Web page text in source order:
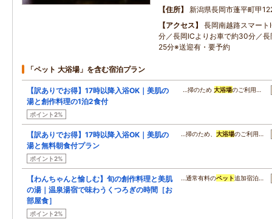
住所
新潟県長岡市蓬平町甲
アクセス
長岡南越路スマー
分／長岡ICよりお車で約30分／
25分※送迎有・要予約
「ペット 大浴場」を含む宿泊プラン
【訳ありでお得】17時以降入浴OK｜美肌の
湯と創作料理の1泊2食付
ポイント2%
…掃のため大浴場のご利用…
【訳ありでお得】17時以降入浴OK｜美肌の
湯と無料朝食付プラン
ポイント2%
…掃のため、 大浴場のご利用…
【わんちゃんと愉しむ】旬の創作料理と美肌
の湯｜温泉湯宿で味わうくつろぎの時間［お
部屋食］
ポイント2%
…通常有料のペット追加宿泊…